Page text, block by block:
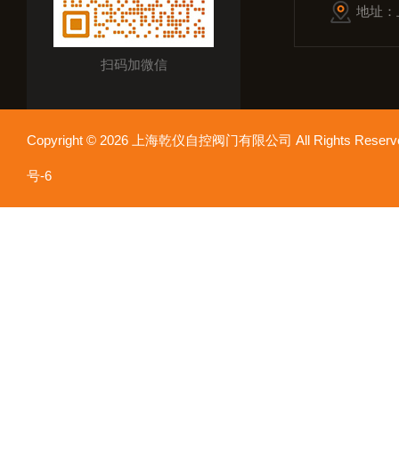
扫码加微信
地址
Copyright © 2026 上海乾仪自控阀门有限公司 All Rights
号-6